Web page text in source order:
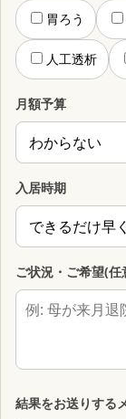
胃ろう
人工透析
月額予算
入居時期
ご状況・ご希望(任
結果をお送りする